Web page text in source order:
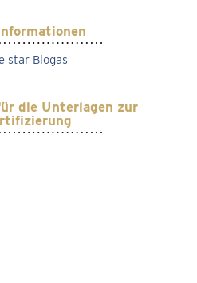
star Biogas
die Unterlagen zur